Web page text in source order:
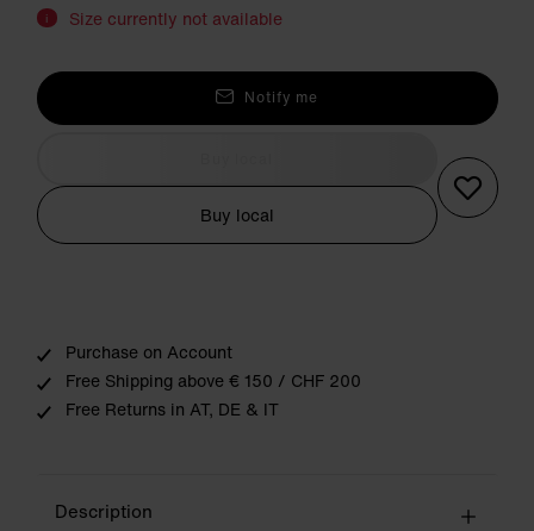
i Size currently not available
Notify me
Buy local
Purchase on Account
Free Shipping above € 150 / CHF 200
Free Returns in AT, DE & IT
Description